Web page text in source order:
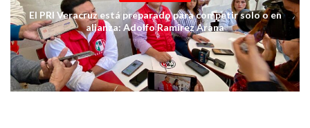
El PRI Veracruz está preparado para competir solo o en
alianza: Adolfo Ramírez Arana